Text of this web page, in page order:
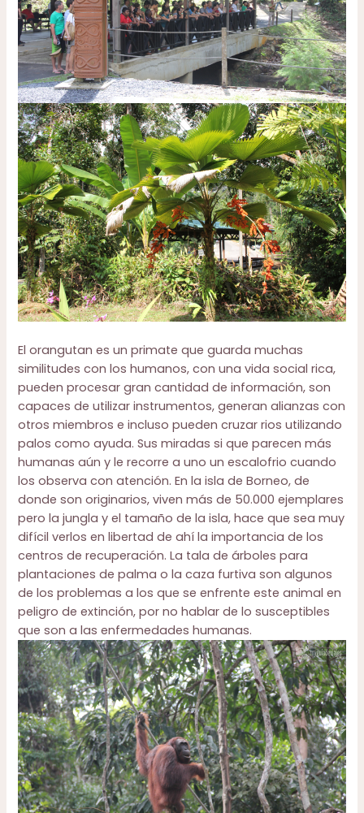
El orangutan es un primate que guarda muchas
similitudes con los humanos, con una vida social rica,
pueden procesar gran cantidad de información, son
capaces de utilizar instrumentos, generan alianzas con
otros miembros e incluso pueden cruzar rios utilizando
palos como ayuda. Sus miradas si que parecen más
humanas aún y le recorre a uno un escalofrio cuando
los observa con atención. En la isla de Borneo, de
donde son originarios, viven más de 50.000 ejemplares
pero la jungla y el tamaño de la isla, hace que sea muy
difícil verlos en libertad de ahí la importancia de los
centros de recuperación. La tala de árboles para
plantaciones de palma o la caza furtiva son algunos
de los problemas a los que se enfrente este animal en
peligro de extinción, por no hablar de lo susceptibles
que son a las enfermedades humanas.